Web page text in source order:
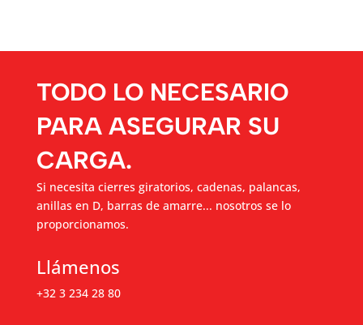
TODO LO NECESARIO
PARA ASEGURAR SU
CARGA.
Si necesita cierres giratorios, cadenas, palancas,
anillas en D, barras de amarre... nosotros se lo
proporcionamos.
Llámenos
+32 3 234 28 80